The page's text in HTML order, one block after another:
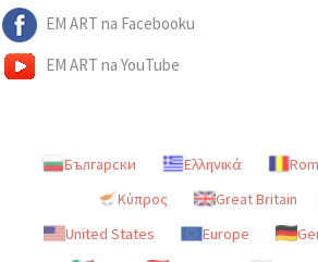
EM ART na Facebooku
EM ART na YouTube
Български Ελληνικά
Κύπρος
Great Britain
United States
Europe